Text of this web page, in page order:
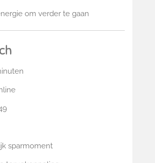
om verder te gaan
sparmoment